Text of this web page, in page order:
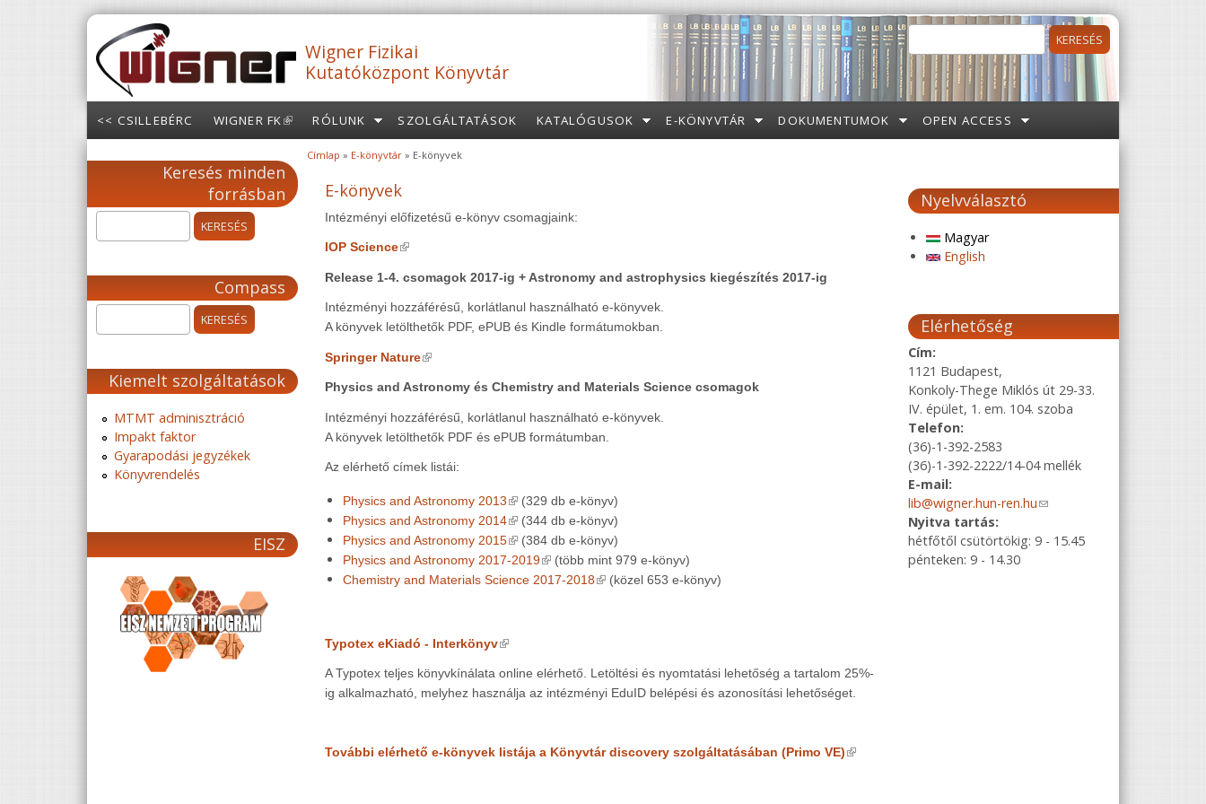
Ugrás a tartalomra
Wigner Fizikai
Kutatóközpont Könyvtár
Keresés űrlap
<< CSILLEBÉRC WIGNER FK(LINK IS
EXTERNAL)
RÓLUNK SZOLGÁLTATÁSOK KATALÓGUSOK E-KÖNYVTÁR DOKUMENTUMOK OPEN ACCESS
Keresés minden
forrásban
Compass
Kiemelt szolgáltatások
MTMT adminisztráció
Impakt faktor
Gyarapodási jegyzékek
Könyvrendelés
EISZ
Jelenlegi hely
Címlap » E-könyvtár » E-könyvek
E-könyvek
Intézményi előfizetésű e-könyv csomagjaink:
IOP Science(link is external)
Release 1-4. csomagok 2017-ig + Astronomy and astrophysics kiegészítés 2017-ig
Intézményi hozzáférésű, korlátlanul használható e-könyvek.
A könyvek letölthetők PDF, ePUB és Kindle formátumokban.
Springer Nature(link is external)
Physics and Astronomy és Chemistry and Materials Science csomagok
Intézményi hozzáférésű, korlátlanul használható e-könyvek.
A könyvek letölthetők PDF és ePUB formátumban.
Az elérhető címek listái:
Physics and Astronomy 2013(link is external)
(329 db e-könyv)
Physics and Astronomy 2014(link is external)
(344 db e-könyv)
Physics and Astronomy 2015(link is external)
(384 db e-könyv)
Physics and Astronomy 2017-2019(link is external)
(több mint 979 e-könyv)
Chemistry and Materials Science 2017-2018(link is external)
(közel 653 e-könyv)
Typotex eKiadó - Interkönyv(link is external)
A Typotex teljes könyvkínálata online elérhető. Letöltési és nyomtatási lehetőség a tartalom 25%-
ig alkalmazható, melyhez használja az intézményi EduID belépési és azonosítási lehetőséget.
További elérhető e-könyvek listája a Könyvtár discovery szolgáltatásában (Primo VE)(link is external)
Nyelvválasztó
Magyar
English
Elérhetőség
Cím:
1121 Budapest,
Konkoly-Thege Miklós út 29-33.
IV. épület, 1. em. 104. szoba
Telefon:
(36)-1-392-2583
(36)-1-392-2222/14-04 mellék
E-mail:
lib@wigner.hun-ren.hu(link sends e-
Nyitva tartás:
hétfőtől csütörtökig: 9 - 15.45
pénteken: 9 - 14.30